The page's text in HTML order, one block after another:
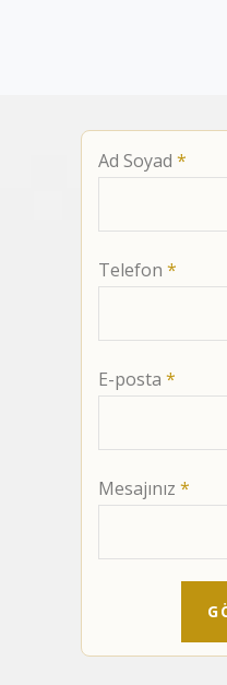
Ad Soyad *
Telefon *
E-posta *
Mesajınız *